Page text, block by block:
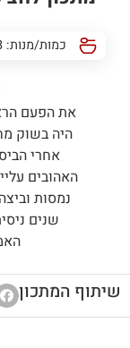
כמות/מנות: 8 מאפים
את הפעם
היה בשוק
אחרי
האהובים
נמסות
שנים
שיתוף המתכון